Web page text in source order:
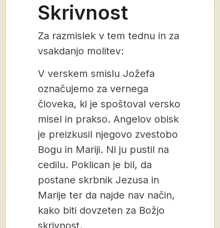
Skrivnost
Za razmislek v tem tednu in za
vsakdanjo molitev:
V verskem smislu Jožefa
označujemo za vernega
človeka, ki je spoštoval versko
misel in prakso. Angelov obisk
je preizkusil njegovo zvestobo
Bogu in Mariji. Ni ju pustil na
cedilu. Poklican je bil, da
postane skrbnik Jezusa in
Marije ter da najde nav način,
kako biti dovzeten za Božjo
skrivnost.